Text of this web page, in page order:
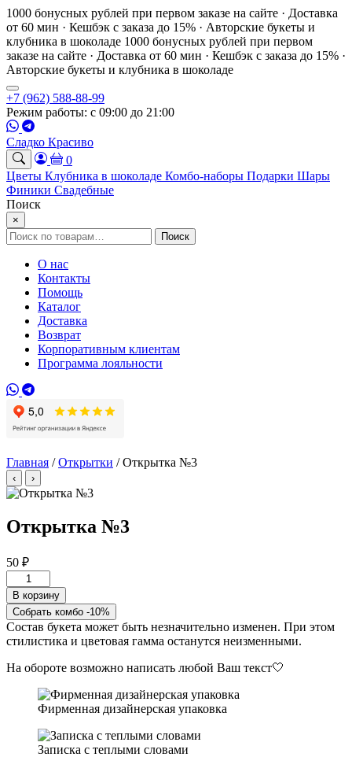
1000 бонусных рублей при первом заказе на сайте · Доставка
от 60 мин · Кешбэк с заказа до 15% · Авторские букеты и
клубника в шоколаде 1000 бонусных рублей при первом
заказе на сайте · Доставка от 60 мин · Кешбэк с заказа до 15% ·
Авторские букеты и клубника в шоколаде
+7 (962) 588-88-99
Режим работы: с 09:00 до 21:00
Сладко Красиво
0
Цветы Клубника в шоколаде Комбо-наборы Подарки Шары
Финики Свадебные
Поиск
×
Искать: Поиск
О нас
Контакты
Помощь
Каталог
Доставка
Возврат
Корпоративным клиентам
Программа лояльности
Главная /Открытки / Открытка №3
‹ ›
Открытка №3
50 ₽
Количество
товара
Открытка
№3
В корзину
Собрать комбо -10%
Состав букета может быть незначительно изменен. При этом
стилистика и цветовая гамма останутся неизменными.
На обороте возможно написать любой Ваш текст🤍
Фирменная дизайнерская упаковка
Записка с теплыми словами